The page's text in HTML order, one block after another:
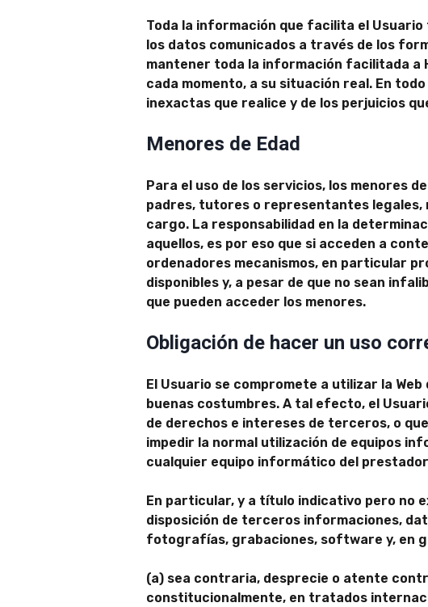
Toda la información que facilita el
los datos comunicados a través de los
mantener toda la información facilitada a
cada momento, a su situación real. En
inexactas que realice y de los perjuicios
Menores de Edad
Para el uso de los servicios, los menores
padres, tutores o representantes legales,
cargo. La responsabilidad en la
aquellos, es por eso que si acceden a
ordenadores mecanismos, en particular
disponibles y, a pesar de que no sean
que pueden acceder los menores.
Obligación de hacer un uso
El Usuario se compromete a utilizar la
buenas costumbres. A tal efecto, el
de derechos e intereses de terceros, o
impedir la normal utilización de equipos
cualquier equipo informático del
En particular, y a título indicativo pero no
disposición de terceros informaciones,
fotografías, grabaciones, software y, en
(a) sea contraria, desprecie o atente
constitucionalmente, en tratados